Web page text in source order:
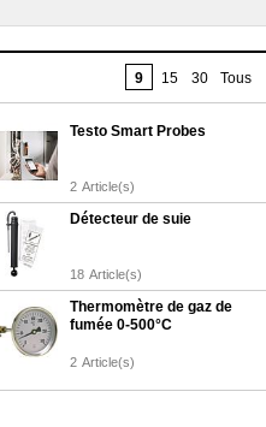
9 15 30 Tous
Testo Smart Probes
2 Article(s)
Détecteur de suie
18 Article(s)
Thermomètre de gaz de
fumée 0-500°C
2 Article(s)